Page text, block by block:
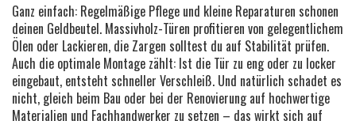
Ganz einfach: Regelmäßige Pflege und kleine Reparaturen schonen
deinen Geldbeutel. Massivholz-Türen profitieren von gelegentlichem
Ölen oder Lackieren, die Zargen solltest du auf Stabilität prüfen.
Auch die optimale Montage zählt: Ist die Tür zu eng oder zu locker
eingebaut, entsteht schneller Verschleiß. Und natürlich schadet es
nicht, gleich beim Bau oder bei der Renovierung auf hochwertige
Materialien und Fachhandwerker zu setzen – das wirkt sich auf